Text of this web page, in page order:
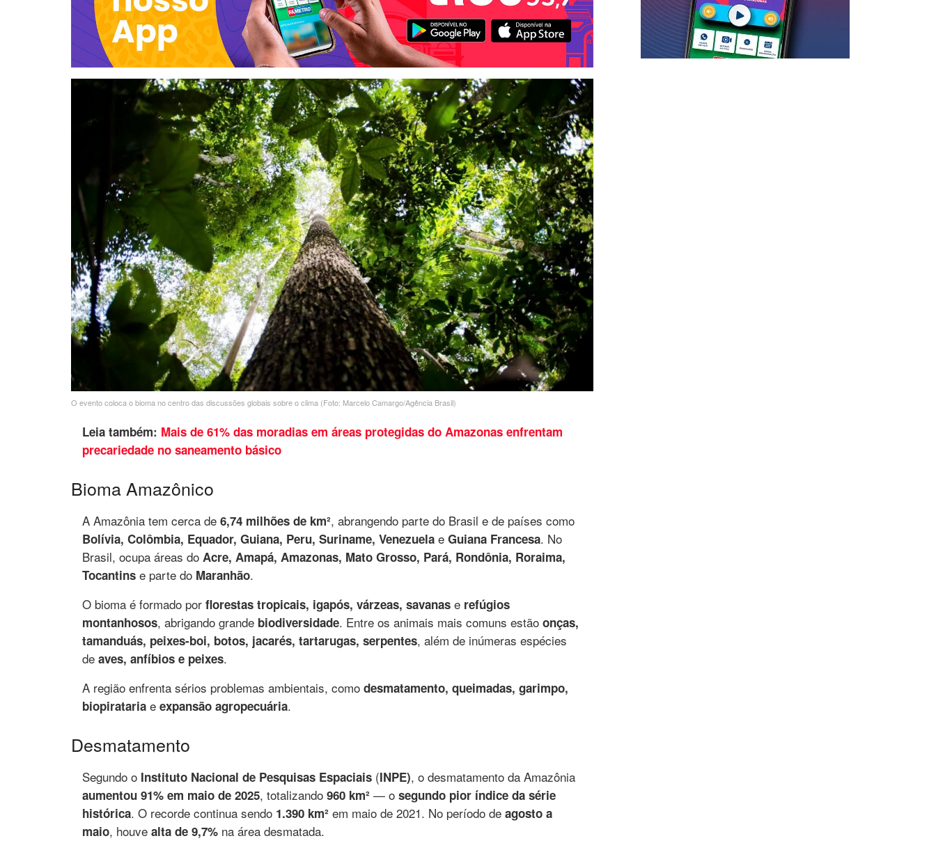
O evento coloca o bioma no centro das discussões globais sobre o clima (Foto: Marcelo Camargo/Agência Brasil)
Leia também: Mais de 61% das moradias em áreas protegidas do Amazonas enfrentam
precariedade no saneamento básico
Bioma Amazônico
A Amazônia tem cerca de 6,74 milhões de km², abrangendo parte do Brasil e de países como
Bolívia, Colômbia, Equador, Guiana, Peru, Suriname, Venezuela e Guiana Francesa. No
Brasil, ocupa áreas do Acre, Amapá, Amazonas, Mato Grosso, Pará, Rondônia, Roraima,
Tocantins e parte do Maranhão.
O bioma é formado por florestas tropicais, igapós, várzeas, savanas e refúgios
montanhosos, abrigando grande biodiversidade. Entre os animais mais comuns estão onças,
tamanduás, peixes-boi, botos, jacarés, tartarugas, serpentes, além de inúmeras espécies
de aves, anfíbios e peixes.
A região enfrenta sérios problemas ambientais, como desmatamento, queimadas, garimpo,
biopirataria e expansão agropecuária.
Desmatamento
Segundo o Instituto Nacional de Pesquisas Espaciais (INPE), o desmatamento da Amazônia
aumentou 91% em maio de 2025, totalizando 960 km² — o segundo pior índice da série
histórica. O recorde continua sendo 1.390 km² em maio de 2021. No período de agosto a
maio, houve alta de 9,7% na área desmatada.